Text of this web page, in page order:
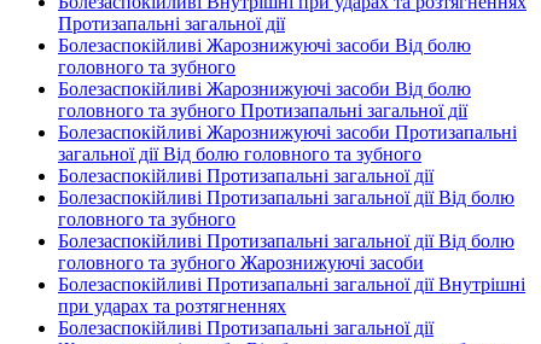
Протизапальні загальної дії
Болезаспокійливі Жарознижуючі засоби Від болю
головного та зубного
Болезаспокійливі Жарознижуючі засоби Від болю
головного та зубного Протизапальні загальної дії
Болезаспокійливі Жарознижуючі засоби Протизапальні
загальної дії Від болю головного та зубного
Болезаспокійливі Протизапальні загальної дії
Болезаспокійливі Протизапальні загальної дії Від болю
головного та зубного
Болезаспокійливі Протизапальні загальної дії Від болю
головного та зубного Жарознижуючі засоби
Болезаспокійливі Протизапальні загальної дії Внутрішні
при ударах та розтягненнях
Болезаспокійливі Протизапальні загальної дії